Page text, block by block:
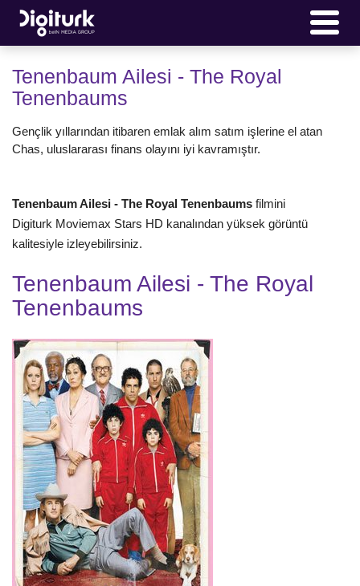
Tenenbaum Ailesi - The Royal
Tenenbaums
Gençlik yıllarından itibaren emlak alım satım işlerine el atan
Chas, uluslararası finans olayını iyi kavramıştır.
Tenenbaum Ailesi - The Royal Tenenbaums filmini
Digiturk Moviemax Stars HD kanalından yüksek görüntü
kalitesiyle izleyebilirsiniz.
Tenenbaum Ailesi - The Royal
Tenenbaums